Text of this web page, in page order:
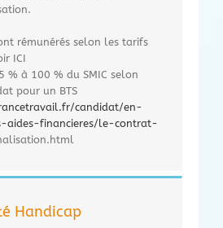
rémunérés selon les tarifs
ICI
% à 100 % du SMIC selon
pour un BTS
candidat/en-
aides-financieres/le-contrat-
Handicap